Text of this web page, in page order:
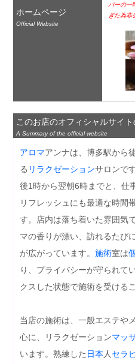
ホームページ
Official Website
バーの一
ぎた為非
このお店のオフィシャルサイ
A Summary of the official website
アロマアンナは、博多駅から
る リラクゼーションサロンで
後1時から翌朝6時までと、仕
リフレッシュにも最適な時間
す。店内は落ち着いた雰囲気
マの香りが漂い、訪れるたび
が広がっています。 施術室は
り、プライバシーが守られて
クスした状態で施術を受ける
当店の施術は、一般エステや
心に、リラクゼーションマッ
います。熟練した 日本 人 セラ